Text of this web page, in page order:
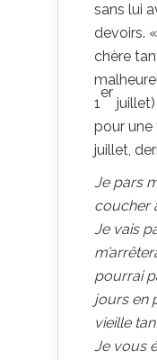
sans lui
devoirs.
chère
1
er
pour une
juillet,
Je pars
coucher
Je vais
pourrai
jours en
vieille
Je vous